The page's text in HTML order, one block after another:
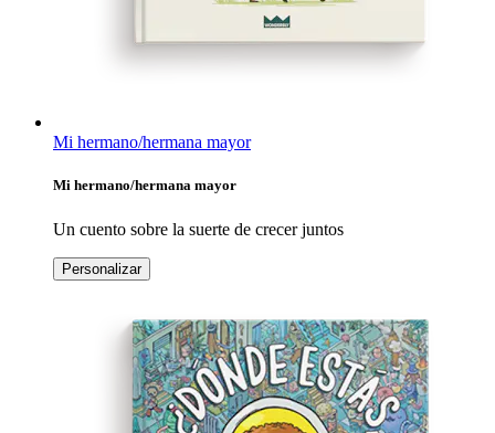
Mi hermano/hermana mayor
Mi hermano/hermana mayor
Un cuento sobre la suerte de crecer juntos
Personalizar